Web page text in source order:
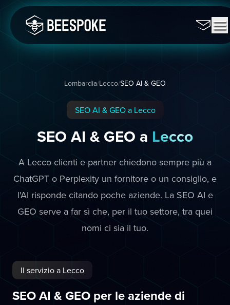
Lombardia/Lecco/SEO AI & GEO
SEO AI & GEO a Lecco
SEO AI & GEO a Lecco
A Lecco clienti e partner chiedono sempre più a
ChatGPT o Perplexity un fornitore o un consiglio, e
l'AI risponde citando poche aziende. La SEO AI e
GEO serve a far sì che, per il tuo settore, tra quei
nomi ci sia il tuo.
Il servizio a Lecco
SEO AI & GEO per le aziende di